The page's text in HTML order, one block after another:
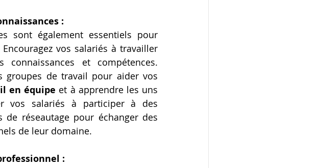
:
sont également essentiels pour
vos salariés à travailler
groupes de travail pour aider vos
en équipe et à apprendre les uns
vos salariés à participer à des
réseautage pour échanger des
de leur domaine.
: